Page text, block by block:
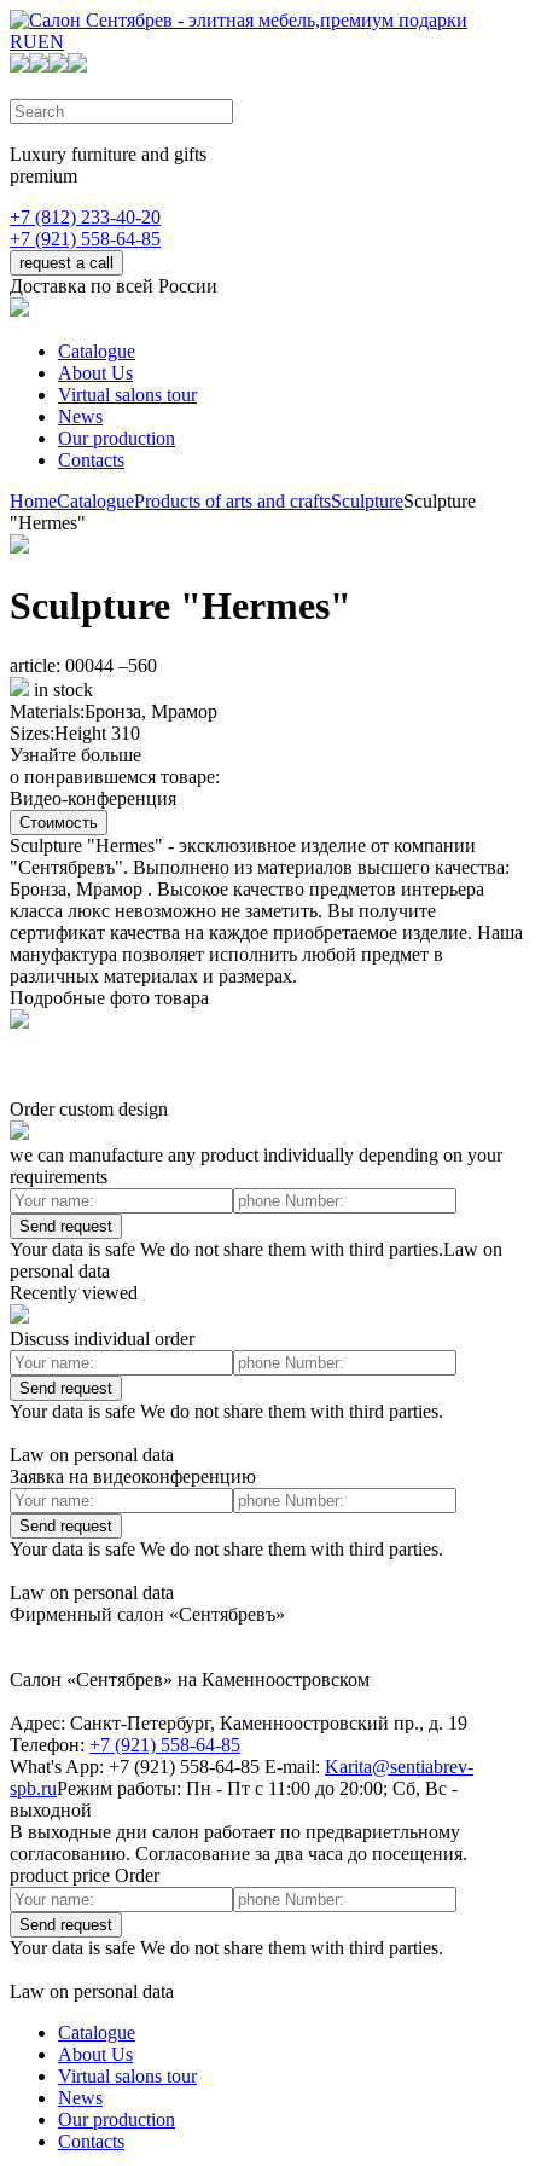
RUEN
Luxury furniture and gifts
premium
+7 (812) 233-40-20
+7 (921) 558-64-85
request a call
Доставка по всей России
Catalogue
About Us
Virtual salons tour
News
Our production
Contacts
HomeCatalogueProducts of arts and craftsSculptureSculpture
"Hermes"
Sculpture "Hermes"
article: 00044 –560
in stock
Materials:Бронза, Мрамор
Sizes:Height 310
Узнайте больше
о понравившемся товаре:
Видео-конференция
Стоимость
Sculpture "Hermes" - эксклюзивное изделие от компании
"Сентябревъ". Выполнено из материалов высшего качества:
Бронза, Мрамор . Высокое качество предметов интерьера
класса люкс невозможно не заметить. Вы получите
сертификат качества на каждое приобретаемое изделие. Наша
мануфактура позволяет исполнить любой предмет в
различных материалах и размерах.
Подробные фото товара
Order custom design
we can manufacture any product individually depending on your
requirements
Send request
Your data is safe We do not share them with third parties.Law on
personal data
Recently viewed
Discuss individual order
Send request
Your data is safe We do not share them with third parties.
Law on personal data
Заявка на видеоконференцию
Send request
Your data is safe We do not share them with third parties.
Law on personal data
Фирменный салон «Сентябревъ»
Салон «Сентябрев» на Каменноостровском
Адрес: Санкт-Петербург, Каменноостровский пр., д. 19
Телефон: +7 (921) 558-64-85
What's App: +7 (921) 558-64-85 E-mail: Karita@sentiabrev-
spb.ruРежим работы: Пн - Пт с 11:00 до 20:00; Сб, Вс -
выходной
В выходные дни салон работает по предвариетльному
согласованию. Согласование за два часа до посещения.
product price Order
Send request
Your data is safe We do not share them with third parties.
Law on personal data
Catalogue
About Us
Virtual salons tour
News
Our production
Contacts